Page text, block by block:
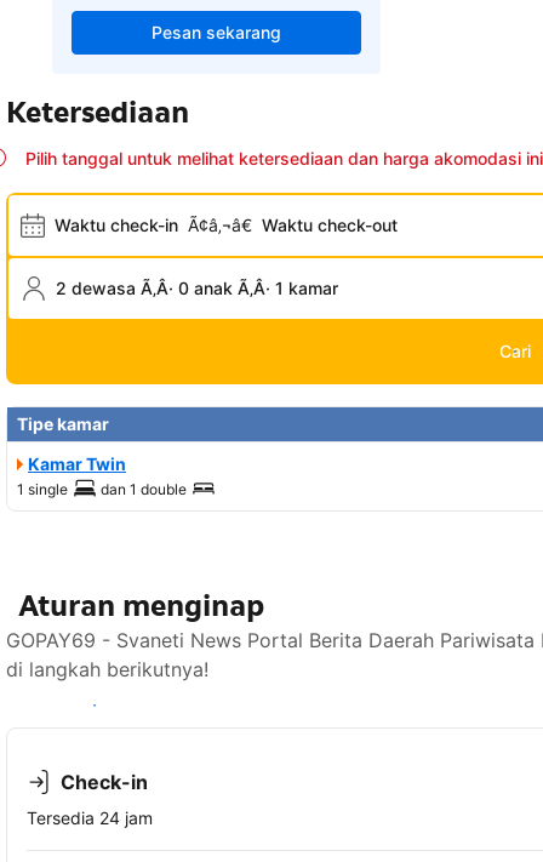
Pesan sekarang
Ketersediaan
Pilih tanggal untuk melihat ketersediaan dan harga akomodasi ini
Waktu check-in Ã¢â‚¬â€ Waktu check-out
2 dewasa Ã‚Â· 0 anak Ã‚Â· 1 kamar
Cari
Tipe kamar
Kamar Twin
1 single dan 1 double
Aturan menginap
GOPAY69 - Svaneti News Portal Berita Daerah
di langkah berikutnya!
Lihat ketersediaan
Check-in
Tersedia 24 jam